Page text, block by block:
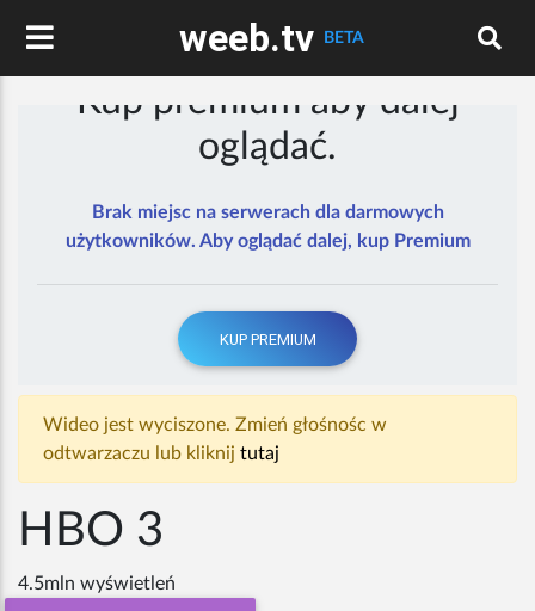
weeb.tv BETA
Kup premium aby dalej
oglądać.
Brak miejsc na serwerach dla darmowych
użytkowników. Aby oglądać dalej, kup Premium
KUP PREMIUM
Wideo jest wyciszone. Zmień głośnośc w
odtwarzaczu lub kliknij tutaj
HBO 3
4.5mln wyświetleń